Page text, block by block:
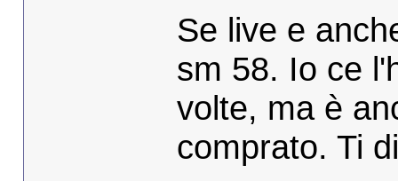
Se live e
sm 58. Io ce
volte, ma è
comprato. Ti